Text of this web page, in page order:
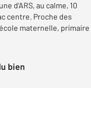
d'ARS, au calme, 10
centre. Proche des
maternelle, primaire
bien